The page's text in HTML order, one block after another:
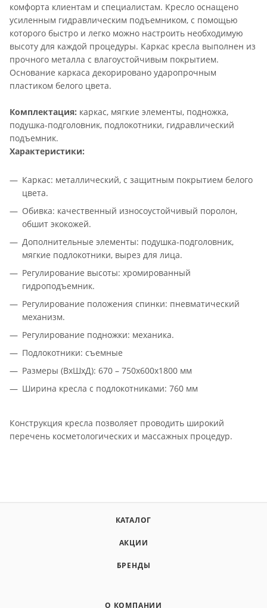
комфорта клиентам и специалистам. Кресло оснащено
усиленным гидравлическим подъемником, с помощью
которого быстро и легко можно настроить необходимую
высоту для каждой процедуры. Каркас кресла выполнен из
прочного металла с влагоустойчивым покрытием.
Основание каркаса декорировано ударопрочным
пластиком белого цвета.
Комплектация: каркас, мягкие элементы, подножка,
подушка-подголовник, подлокотники, гидравлический
подъемник.
Характеристики:
Каркас: металлический, с защитным покрытием белого
цвета.
Обивка: качественный износоустойчивый поролон,
обшит экокожей.
Дополнительные элементы: подушка-подголовник,
мягкие подлокотники, вырез для лица.
Регулирование высоты: хромированный
гидроподъемник.
Регулирование положения спинки: пневматический
механизм.
Регулирование подножки: механика.
Подлокотники: съемные
Размеры (ВхШхД): 670 – 750х600х1800 мм
Ширина кресла с подлокотниками: 760 мм
Конструкция кресла позволяет проводить широкий
перечень косметологических и массажных процедур.
КАТАЛОГ
АКЦИИ
БРЕНДЫ
О КОМПАНИИ